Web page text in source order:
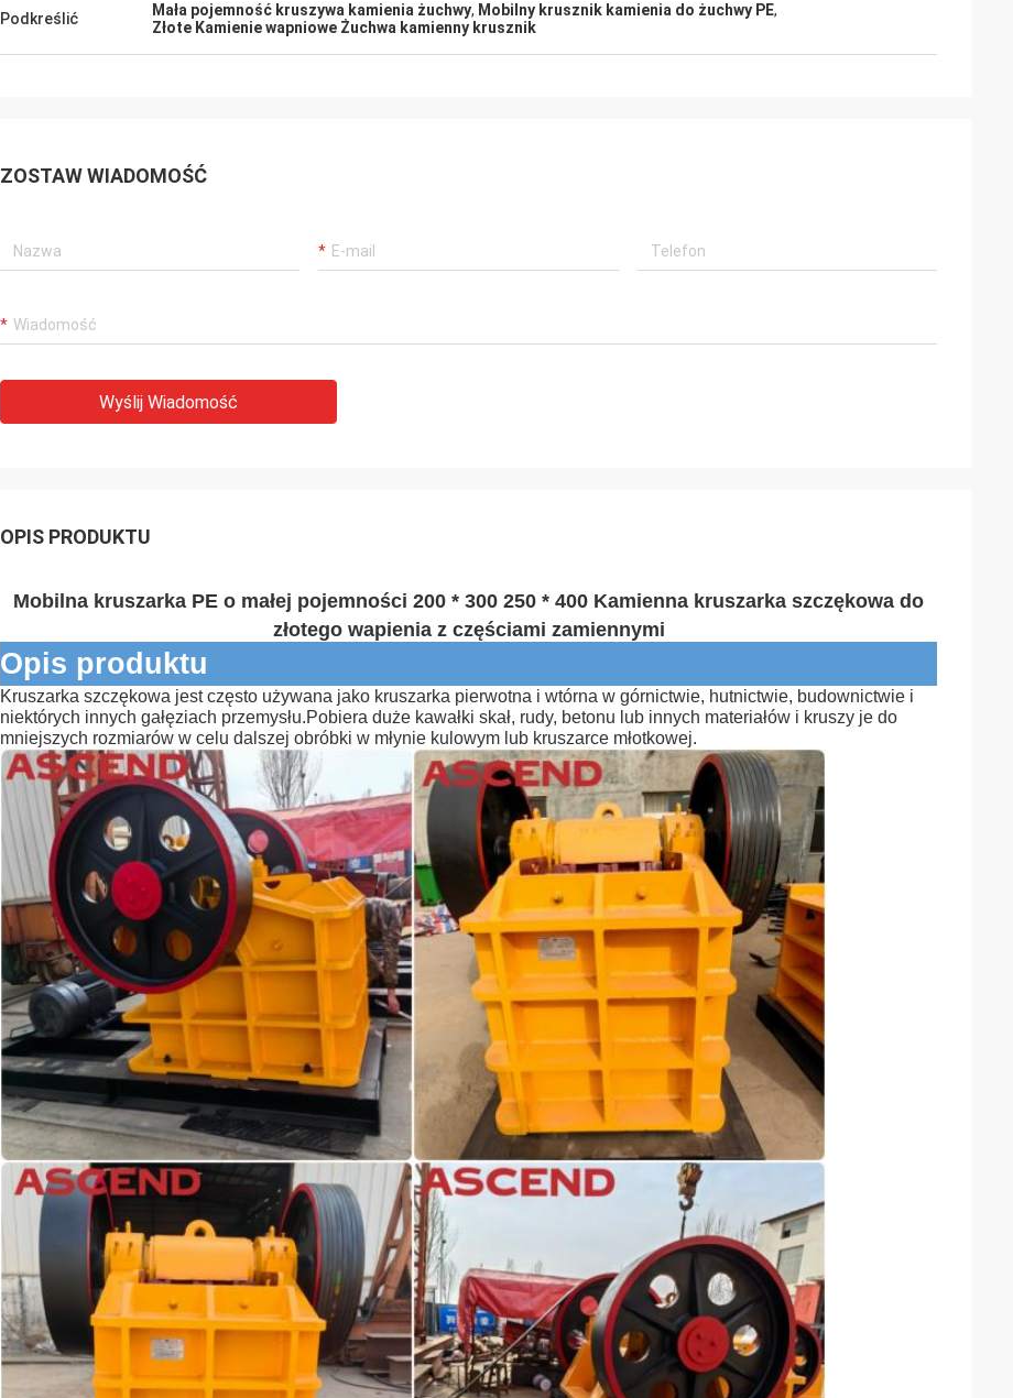
Podkreślić Mała pojemność kruszywa kamienia żuchwy, Mobilny krusznik kamienia do żuchwy PE,
Złote Kamienie wapniowe Żuchwa kamienny krusznik
ZOSTAW WIADOMOŚĆ
Wyślij Wiadomość
OPIS PRODUKTU
Mobilna kruszarka PE o małej pojemności 200 * 300 250 * 400 Kamienna kruszarka szczękowa do
złotego wapienia z częściami zamiennymi
Opis produktu
Kruszarka szczękowa jest często używana jako kruszarka pierwotna i wtórna w górnictwie, hutnictwie, budownictwie i
niektórych innych gałęziach przemysłu.Pobiera duże kawałki skał, rudy, betonu lub innych materiałów i kruszy je do
mniejszych rozmiarów w celu dalszej obróbki w młynie kulowym lub kruszarce młotkowej.